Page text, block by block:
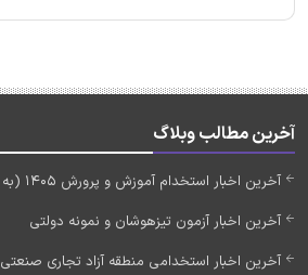
آخرین مطالب وبلاگ
آخرین اخبار استخدام آموزش و پرورش 1405 (به زودی)
آخرین اخبار آزمون تیزهوشان و نمونه دولتی
آخرین اخبار استخدامی منطقه آزاد تجاری صنعتی 1405